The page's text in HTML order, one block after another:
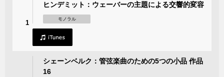
1
ヒンデミット：ウェーバーの主題による交響的変容
モノラル
シェーンベルク：管弦楽曲のための5つの小品 作品
16